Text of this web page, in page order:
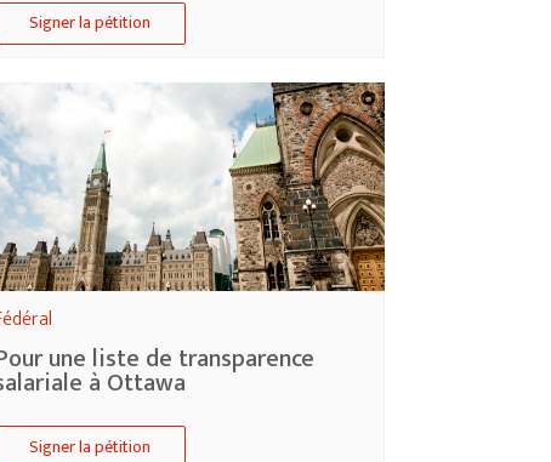
Signer la pétition
une liste de transparence
à Ottawa
Signer la pétition